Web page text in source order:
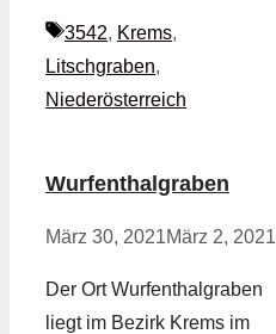
Schlagwörter
3542, Krems,
Litschgraben,
Niederösterreich
Wurfenthalgraben
März 30, 2021März 2, 2021
Der Ort Wurfenthalgraben
liegt im Bezirk Krems im